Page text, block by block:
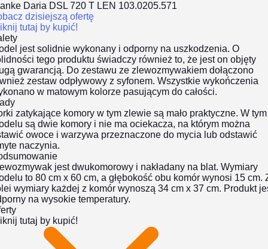
Daria DSL 720 T LEN 103.0205.571
dzisiejszą ofertę
tutaj by kupić!
jest solidnie wykonany i odporny na uszkodzenia. O
tego produktu świadczy również to, że jest on objęty
gwarancją. Do zestawu ze zlewozmywakiem dołączono
zestaw odpływowy z syfonem. Wszystkie wykończenia
w matowym kolorze pasującym do całości.
zatykające komory w tym zlewie są mało praktyczne. W tym
są dwie komory i nie ma ociekacza, na którym można
owoce i warzywa przeznaczone do mycia lub odstawić
naczynia.
jest dwukomorowy i nakładany na blat. Wymiary
to 80 cm x 60 cm, a głębokość obu komór wynosi 15 cm.
wymiary każdej z komór wynoszą 34 cm x 37 cm. Produkt
na wysokie temperatury.
tutaj by kupić!